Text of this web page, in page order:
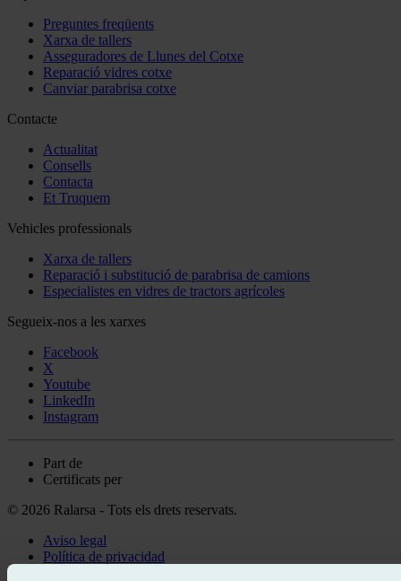
Preguntes freqüents
Xarxa de tallers
Asseguradores de Llunes del Cotxe
Reparació vidres cotxe
Canviar parabrisa cotxe
Contacte
Actualitat
Consells
Contacta
Et Truquem
Vehicles professionals
Xarxa de tallers
Reparació i substitució de parabrisa de camions
Especialistes en vidres de tractors agrícoles
Segueix-nos a les xarxes
Facebook
X
Youtube
LinkedIn
Instagram
Part de
Certificats per
© 2026 Ralarsa - Tots els drets reservats.
Aviso legal
Política de privacidad